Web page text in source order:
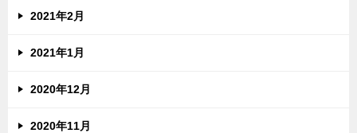
2021年2月
2021年1月
2020年12月
2020年11月